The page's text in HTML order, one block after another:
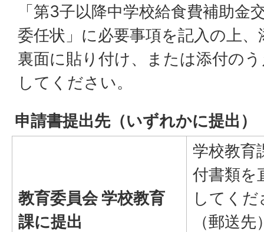
「第3子以降中学校給食費補助金
委任状」に必要事項を記入の上
裏面に貼り付け、または添付の
してください。
申請書提出先（いずれかに提出）
教育委員会 学校教育
課に提出
学校教育
付書類を
してく
（郵送